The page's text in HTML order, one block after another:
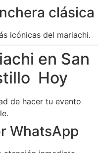
clásica
icónicas del mariachi.
en San
Hoy
de hacer tu evento
WhatsApp